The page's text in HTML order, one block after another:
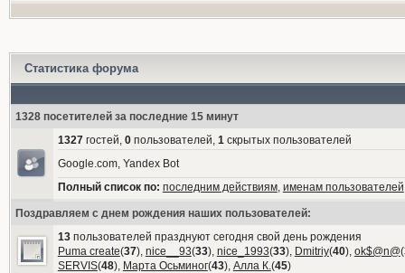
Статистика форума
1328 посетителей за последние 15 минут
1327гостей, 0пользователей, 1скрытых пользователей
Google.com, Yandex Bot
Полный список по: последним действиям, именам пользователей
Поздравляем с днем рождения наших пользователей:
13пользователей празднуют сегодня свой день рождения
Puma create(37), nice__93(33), nice_1993(33), Dmitriy(40), ok$@n@(
SERVIS(48), Марта Осьминог(43), Алла К.(45)